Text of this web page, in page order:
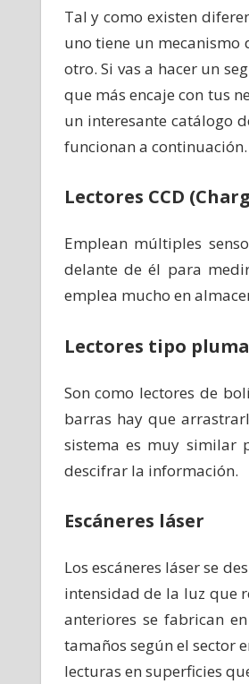
Tal y como existen
uno tiene un mecanismo
otro. Si vas a hacer un
que más encaje con tus
un interesante catálogo
funcionan a continuación.
Lectores CCD
Emplean múltiples
delante de él para
emplea mucho en
Lectores tipo pluma
Son como lectores de
barras hay que
sistema es muy similar
descifrar la información.
Escáneres láser
Los escáneres láser se
intensidad de la luz que
anteriores se fabrican
tamaños según el sector
lecturas en superficies